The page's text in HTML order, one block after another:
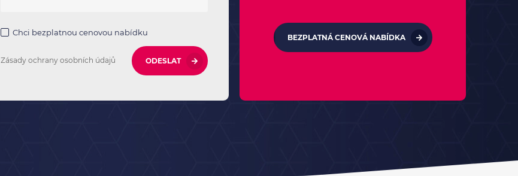
Chci bezplatnou cenovou nabídku
Zásady ochrany osobních údajů ODESLAT
BEZPLATNÁ CENOVÁ NABÍDKA